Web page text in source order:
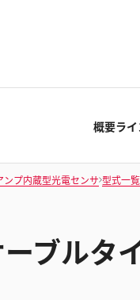
概要ラ
ンプ内蔵型光電センサ 型式一
ブルタ